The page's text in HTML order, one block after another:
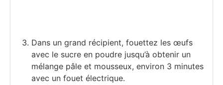
Dans un grand récipient, fouettez les œufs
avec le sucre en poudre jusqu’à obtenir un
mélange pâle et mousseux, environ 3 minutes
avec un fouet électrique.